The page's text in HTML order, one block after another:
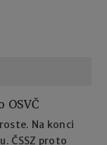
OSVČ
Na konci
ČSSZ proto